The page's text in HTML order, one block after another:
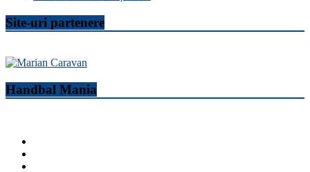
Site-uri partenere
Handbal Mania